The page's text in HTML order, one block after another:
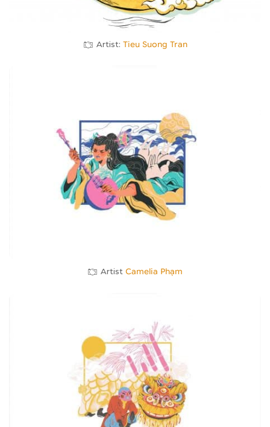
Artist: Tieu Suong Tran
Artist Camelia Phạm